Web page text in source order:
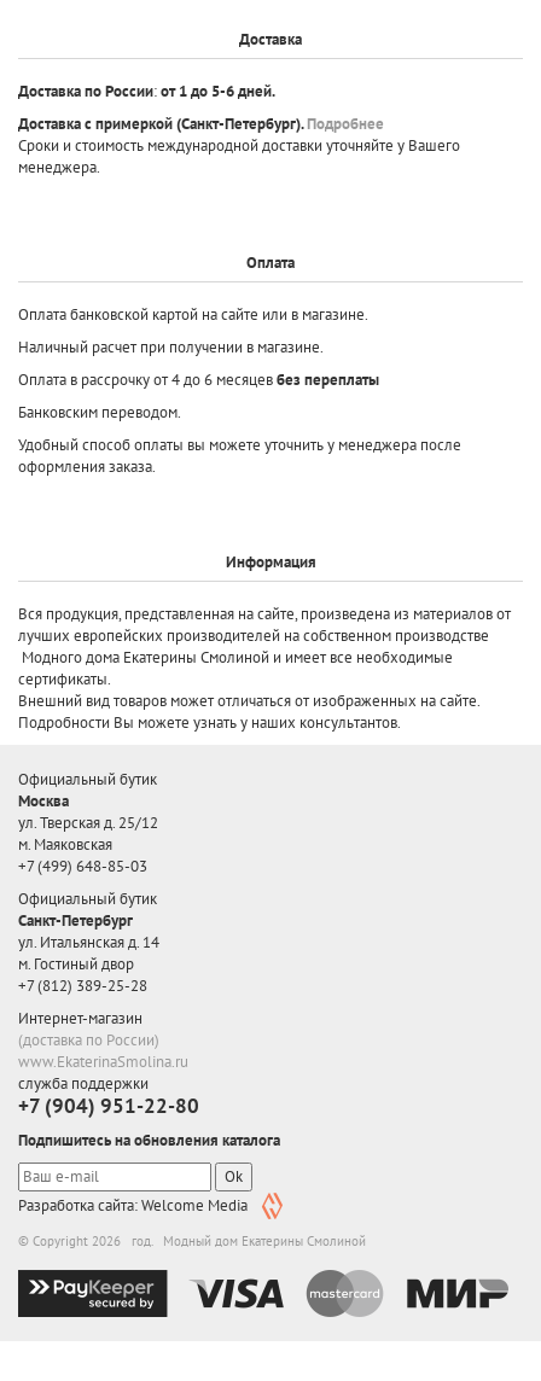
Доставка
Доставка по России:от 1 до 5-6 дней.
Доставка с примеркой(Санкт-Петербург).Подробнее
Сроки и стоимость международной доставки уточняйте у Вашего
менеджера.
Оплата
Оплата банковской картой на сайте или в магазине.
Наличный расчет при получении в магазине.
Оплата в рассрочку от 4 до 6 месяцевбез переплаты
Банковским переводом.
Удобный способ оплаты вы можете уточнить у менеджера после
оформления заказа.
Информация
Вся продукция, представленная на сайте, произведена из материалов от
лучших европейских производителей на собственном производстве
Модного дома Екатерины Смолиной и имеет все необходимые
сертификаты.
Внешний вид товаров может отличаться от изображенных на сайте.
Подробности Вы можете узнать у наших консультантов.
Официальный бутик
Москва
ул. Тверская д. 25/12
м. Маяковская
+7 (499) 648-85-03
Официальный бутик
Санкт-Петербург
ул. Итальянская д. 14
м. Гостиный двор
+7 (812) 389-25-28
Интернет-магазин
(доставка по России)
www.EkaterinaSmolina.ru
служба поддержки
+7 (904) 951-22-80
Подпишитесь на обновления каталога
Ok
Разработка сайта: Welcome Media
© Copyright 2026 год. Модный дом Екатерины Смолиной